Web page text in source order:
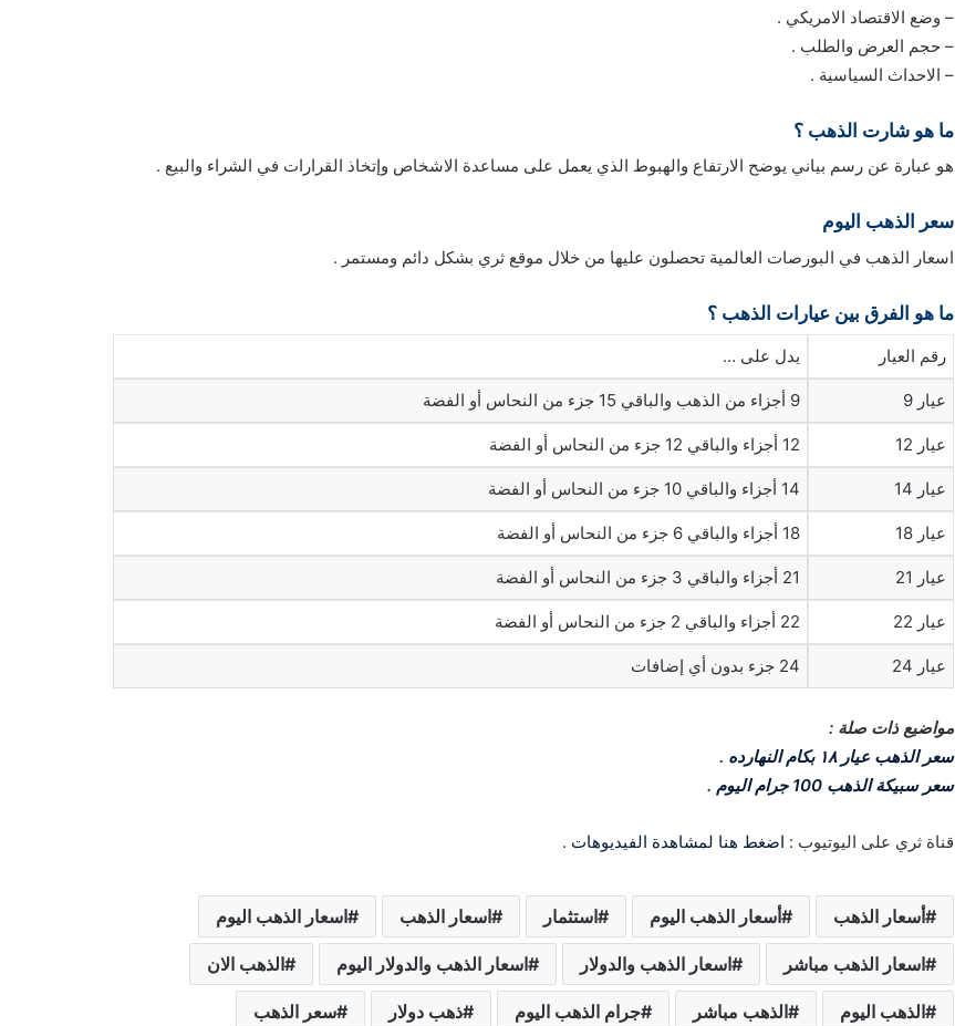
– وضع الاقتصاد الامريكي .
– حجم العرض والطلب .
– الاحداث السياسية .
ما هو شارت الذهب ؟
هو عبارة عن رسم بياني يوضح الارتفاع والهبوط الذي يعمل على مساعدة الاشخاص وإتخاذ القرارات في الشراء والبيع .
سعر الذهب اليوم
اسعار الذهب في البورصات العالمية تحصلون عليها من خلال موقع ثري بشكل دائم ومستمر .
ما هو الفرق بين عيارات الذهب ؟
رقم العيار يدل على …
عيار 9 9 أجزاء من الذهب والباقي 15 جزء من النحاس أو الفضة
عيار 12 12 أجزاء والباقي 12 جزء من النحاس أو الفضة
عيار 14 14 أجزاء والباقي 10 جزء من النحاس أو الفضة
عيار 18 18 أجزاء والباقي 6 جزء من النحاس أو الفضة
عيار 21 21 أجزاء والباقي 3 جزء من النحاس أو الفضة
عيار 22 22 أجزاء والباقي 2 جزء من النحاس أو الفضة
عيار 24 24 جزء بدون أي إضافات
مواضيع ذات صلة :
سعر الذهب عيار ١٨ بكام النهارده
.
سعر سبيكة الذهب 100 جرام اليوم
.
قناة ثري على اليوتيوب : اضغط هنا لمشاهدة الفيديوهات .
أسعار الذهب أسعار الذهب اليوم استثمار اسعار الذهب اسعار الذهب اليوم
اسعار الذهب مباشر اسعار الذهب والدولار اسعار الذهب والدولار اليوم الذهب الان
الذهب اليوم الذهب مباشر جرام الذهب اليوم ذهب دولار سعر الذهب